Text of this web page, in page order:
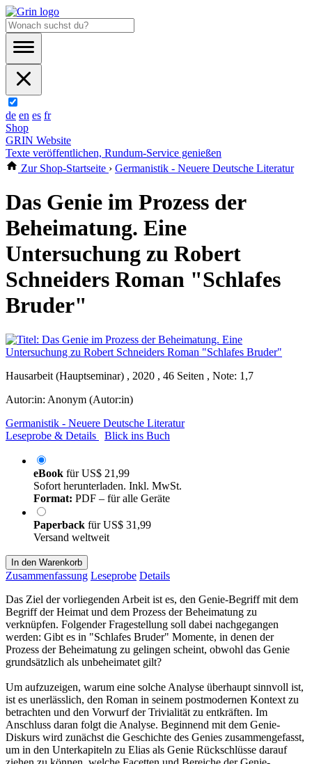
de en es fr
Shop
GRIN Website
Texte veröffentlichen, Rundum-Service genießen
Zur Shop-Startseite › Germanistik - Neuere Deutsche Literatur
Das Genie im Prozess der
Beheimatung. Eine
Untersuchung zu Robert
Schneiders Roman "Schlafes
Bruder"
Hausarbeit (Hauptseminar) , 2020 , 46 Seiten , Note: 1,7
Autor:in: Anonym (Autor:in)
Germanistik - Neuere Deutsche Literatur
Leseprobe & Details
Blick ins Buch
eBook fürUS$ 21,99
Sofort herunterladen. Inkl. MwSt.
Format: PDF – für alle Geräte
Paperback fürUS$ 31,99
Versand weltweit
In den Warenkorb
Zusammenfassung Leseprobe Details
Das Ziel der vorliegenden Arbeit ist es, den Genie-Begriff mit dem
Begriff der Heimat und dem Prozess der Beheimatung zu
verknüpfen. Folgender Fragestellung soll dabei nachgegangen
werden: Gibt es in "Schlafes Bruder" Momente, in denen der
Prozess der Beheimatung zu gelingen scheint, obwohl das Genie
grundsätzlich als unbeheimatet gilt?
Um aufzuzeigen, warum eine solche Analyse überhaupt sinnvoll ist,
ist es unerlässlich, den Roman in seinem postmodernen Kontext zu
betrachten und den Vorwurf der Trivialität zu entkräften. Im
Anschluss daran folgt die Analyse. Beginnend mit dem Genie-
Diskurs wird zunächst die Geschichte des Genies zusammengefasst,
um in den Unterkapiteln zu Elias als Genie Rückschlüsse darauf